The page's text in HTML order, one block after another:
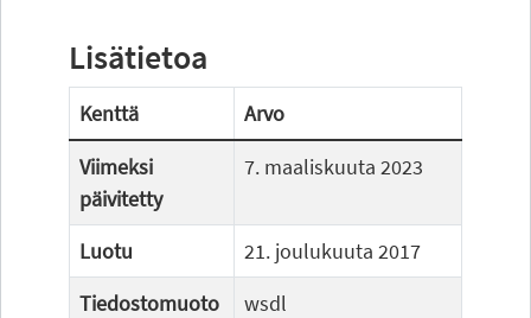
Lisätietoa
Kenttä
Arvo
Viimeksi
päivitetty
7. maaliskuuta 2023
Luotu
21. joulukuuta 2017
Tiedostomuoto
wsdl